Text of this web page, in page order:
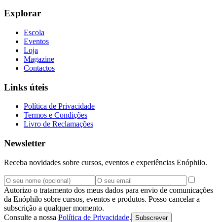
Explorar
Escola
Eventos
Loja
Magazine
Contactos
Links úteis
Política de Privacidade
Termos e Condições
Livro de Reclamações
Newsletter
Receba novidades sobre cursos, eventos e experiências Enóphilo.
Autorizo o tratamento dos meus dados para envio de comunicações
da Enóphilo sobre cursos, eventos e produtos. Posso cancelar a
subscrição a qualquer momento.
Consulte a nossa Política de Privacidade. Subscrever